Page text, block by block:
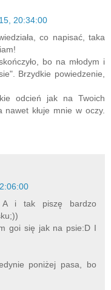
20:34:00
co napisać, taka
bo na młodym i
Brzydkie powiedzenie,
odcień jak na Twoich
nawet kłuje mnie w oczy.
A i tak piszę bardzo
goi się jak na psie:D I
poniżej pasa, bo